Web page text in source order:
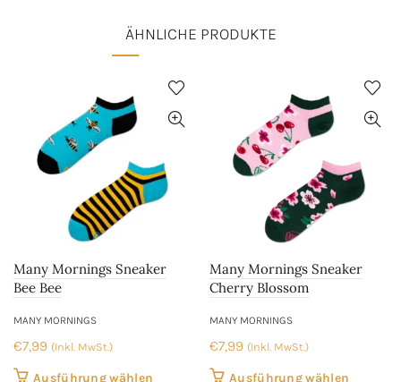
auf.
Optionen
können
Produktseite
gewählt
können
gewählt
ÄHNLICHE PRODUKTE
Many Mornings Sneaker
Bee Bee
MANY MORNINGS
€7,99 (Inkl. MwSt.)
Ausführung wählen
Many Mornings Sneaker
Cherry Blossom
MANY MORNINGS
€7,99 (Inkl. MwSt.)
Ausführung wählen